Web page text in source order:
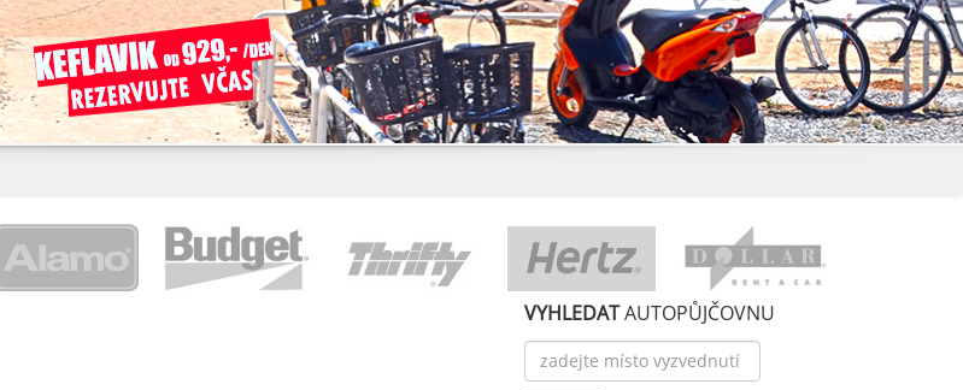
VYHLEDATAUTOPŮJČOVNU